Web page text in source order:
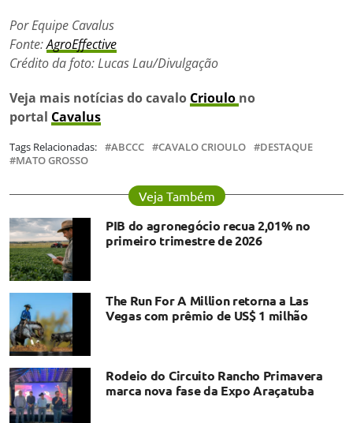
Por Equipe Cavalus
Fonte:AgroEffective
Crédito da foto:Lucas Lau/Divulgação
Veja mais notícias do cavalo Crioulo no
portal Cavalus
Tags Relacionadas: ABCCC CAVALO CRIOULO
DESTAQUE
MATO GROSSO
Veja Também
PIB do agronegócio recua 2,01% no
primeiro trimestre de 2026
The Run For A Million retorna a Las
Vegas com prêmio de US$ 1 milhão
Rodeio do Circuito Rancho Primavera
marca nova fase da Expo Araçatuba